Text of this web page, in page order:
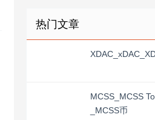
热门文章
MCSS_MCSS
_MCSS币